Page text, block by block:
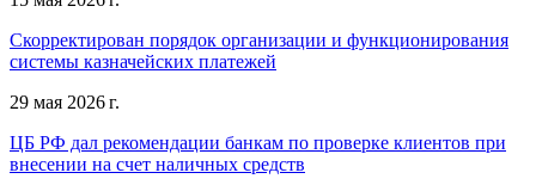
Скорректирован порядок организации и функционирования
системы казначейских платежей
29 мая 2026 г.
ЦБ РФ дал рекомендации банкам по проверке клиентов при
внесении на счет наличных средств